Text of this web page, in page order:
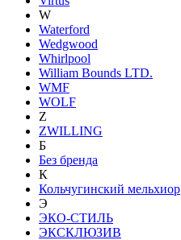
W
Waterford
Wedgwood
Whirlpool
William Bounds LTD.
WMF
WOLF
Z
ZWILLING
Б
Без бренда
К
Кольчугинский мельхиор
Э
ЭКО-СТИЛЬ
ЭКСКЛЮЗИВ